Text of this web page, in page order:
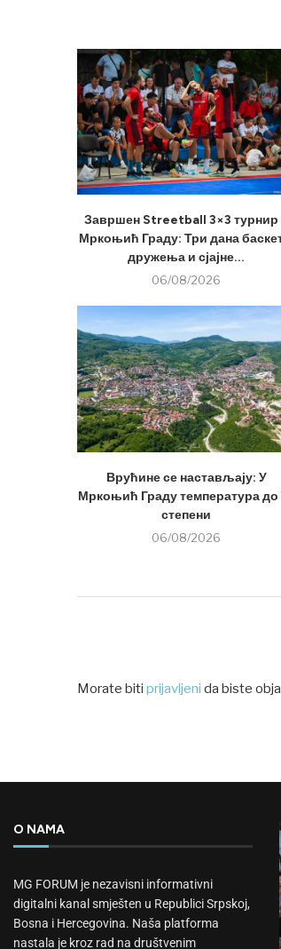
Завршен Streetball 3×3 турнир
Мркоњић Граду: Три дана
дружења и сјајне...
06/08/2026
Врућине се настављају: У
Мркоњић Граду температура до
степени
06/08/2026
Morate biti prijavljeni da biste
O NAMA
MG FORUM je nezavisni informativni
digitalni kanal smješten u Republici Srpskoj,
Bosna i Hercegovina. Naša platforma
nastala je kroz rad na društvenim